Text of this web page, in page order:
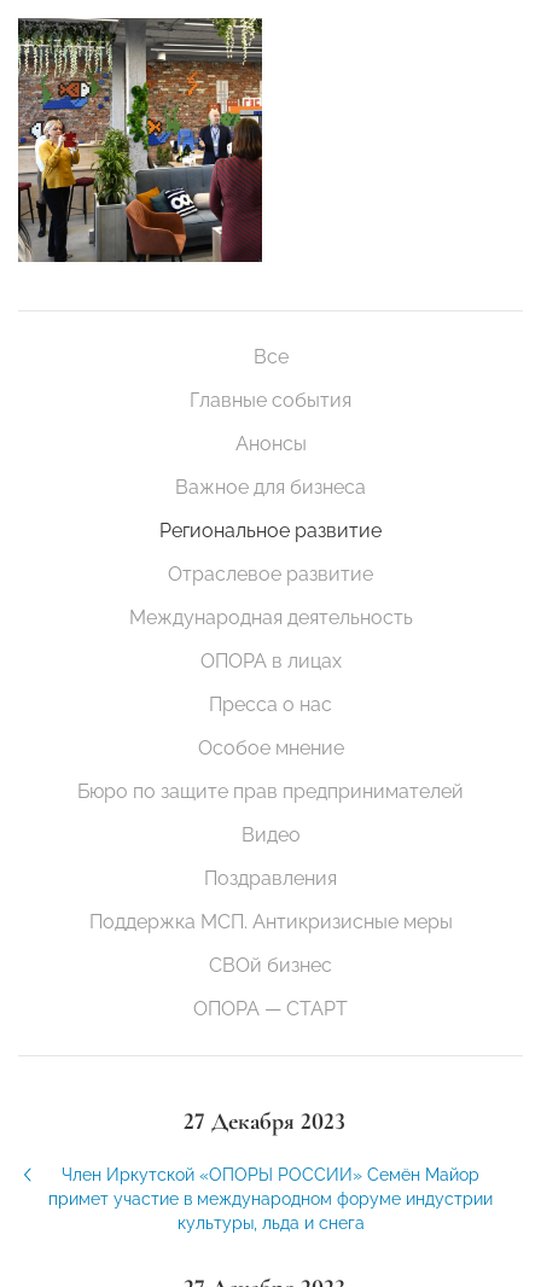
Все
Главные события
Анонсы
Важное для бизнеса
Региональное развитие
Отраслевое развитие
Международная деятельность
ОПОРА в лицах
Пресса о нас
Особое мнение
Бюро по защите прав предпринимателей
Видео
Поздравления
Поддержка МСП. Антикризисные меры
СВОй бизнес
ОПОРА — СТАРТ
27 Декабря 2023
Член Иркутской «ОПОРЫ РОССИИ» Семён Майор
примет участие в международном форуме индустрии
культуры, льда и снега